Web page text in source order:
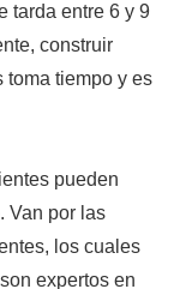
tarda entre 6 y 9
construir
toma tiempo y es
pueden
Van por las
los cuales
expertos en